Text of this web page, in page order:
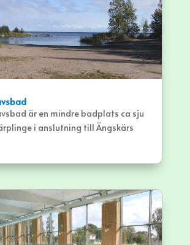
är en mindre badplats ca sju
i anslutning till Ängskärs
bjuder på både långgrund